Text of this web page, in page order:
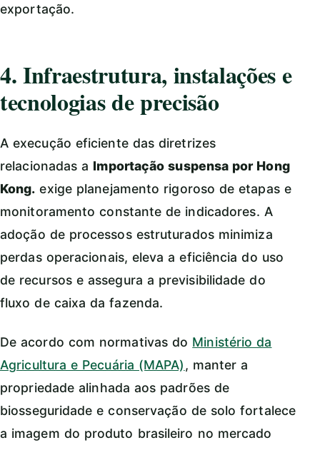
exportação.
4. Infraestrutura, instalações e
tecnologias de precisão
A execução eficiente das diretrizes
relacionadas a Importação suspensa por Hong
Kong. exige planejamento rigoroso de etapas e
monitoramento constante de indicadores. A
adoção de processos estruturados minimiza
perdas operacionais, eleva a eficiência do uso
de recursos e assegura a previsibilidade do
fluxo de caixa da fazenda.
De acordo com normativas do Ministério da
Agricultura e Pecuária (MAPA), manter a
propriedade alinhada aos padrões de
biosseguridade e conservação de solo fortalece
a imagem do produto brasileiro no mercado